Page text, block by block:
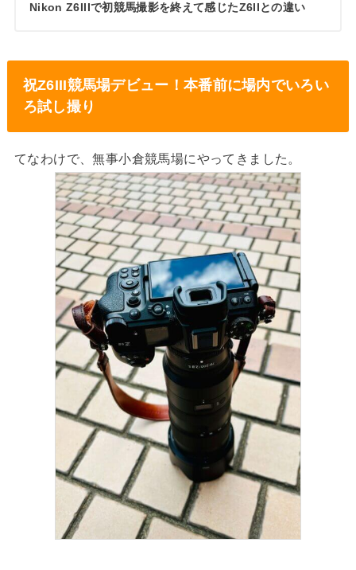
Nikon Z6IIIで初競馬撮影を終えて感じたZ6IIとの違い
祝Z6III競馬場デビュー！本番前に場内でいろい
ろ試し撮り
てなわけで、無事小倉競馬場にやってきました。